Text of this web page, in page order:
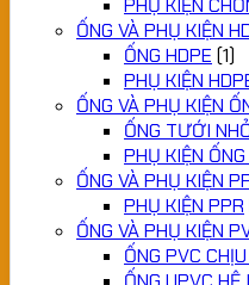
PHỤ KIỆN
ỐNG VÀ PHỤ KIỆN
ỐNG HDPE (1)
PHỤ KIỆN
ỐNG VÀ PHỤ KIỆN
ỐNG TƯỚI
PHỤ KIỆN
ỐNG VÀ PHỤ KIỆN
PHỤ KIỆN PPR
ỐNG VÀ PHỤ KIỆN
ỐNG PVC